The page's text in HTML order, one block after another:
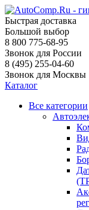
Быстрая доставка
Большой выбор
8 800 775-68-95
Звонок для России
8 (495) 255-04-60
Звонок для Москвы
Каталог
Все категории